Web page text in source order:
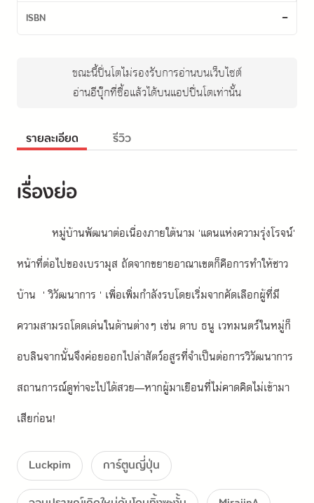
ISBN -
ขณะนี้ปิ่นโตไม่รองรับการอ่านบนเว็บไซต์
อ่านอีบุ๊กที่ซื้อแล้วได้บนแอปปิ่นโตเท่านั้น
รายละเอียด รีวิว
เรื่องย่อ
หมู่บ้านพัฒนาต่อเนื่องภายใต้นาม 'แดนแห่งความรุ่งโรจน์'
หน้าที่ต่อไปของเบรามุส ถัดจากขยายอาณาเขตก็คือการทำให้ชาว
บ้าน  ' วิวัฒนาการ ' เพื่อเพิ่มกำลังรบโดยเริ่มจากคัดเลือกผู้ที่มี
ความสามรถโดดเด่นในด้านต่างๆ เช่น ดาบ ธนู เวทมนตร์ในหมู่ก็
อบลินจากนั้นจึงค่อยออกไปล่าสัตว์อสูรที่จำเป็นต่อการวิวัฒนาการ
สถานการณ์ดูท่าจะไปได้สวย—หากผู้มาเยือนที่ไม่คาดคิดไม่เข้ามา
เสียก่อน!
Luckpim
การ์ตูนญี่ปุ่น